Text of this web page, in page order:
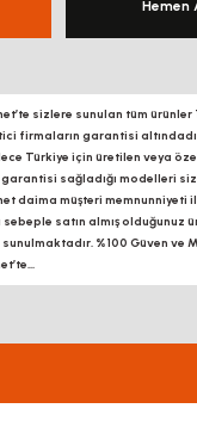
Hemen
sizlere sunulan tüm ürünler
firmaların garantisi
Türkiye için üretilen veya
sağladığı modelleri
daima müşteri memnunniyeti
satın almış olduğunuz
%100 Güven ve